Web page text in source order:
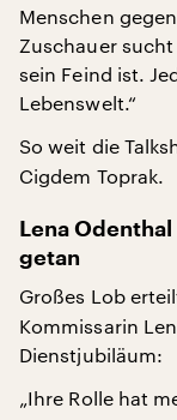
Menschen
Zuschauer
sein Feind ist.
Lebenswelt.“
So weit die
Cigdem Toprak.
Lena
getan
Großes Lob
Kommissarin
Dienstjubiläum:
„Ihre Rolle hat